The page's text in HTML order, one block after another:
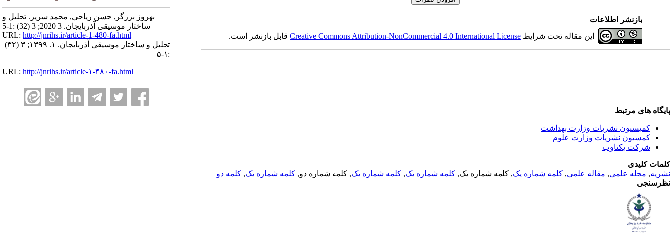
بهروز برزگر, حسن ریاحی, محمد سریر. تحلیل و
ساختار موسیقی آذربایجان. 3 2020; 3 (32) :1-5
URL: http://jnrihs.ir/article-1-480-fa.html
تحلیل و ساختار موسیقی آذربایجان. ۱. ۱۳۹۹; ۳ (۳۲)
:۱-۵
URL: http://jnrihs.ir/article-۱-۴۸۰-fa.html
بازنشر اطلاعات
این مقاله تحت شرایط Creative Commons Attribution-NonCommercial 4.0 International Licenseقابل بازنشر است.
پایگاه های مرتبط
کمیسیون نشریات وزارت بهداشت
کمسیون نشریات وزارت علوم
شرکت یکتاوب
کلمات کلیدی
نشریه, مجله علمی, مقاله علمی, کلمه شماره یک, کلمه شماره یک, کلمه شماره یک, کلمه شماره یک, کلمه شماره دو, کلمه شماره یک, کلمه دو
نظرسنجی